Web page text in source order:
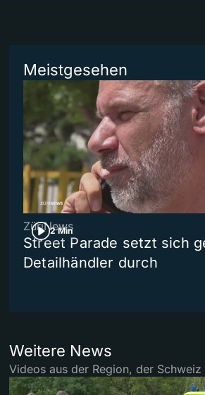
Meistgesehen
2 Min
ZüriNews
Street Parade setzt sich
Detailhändler durch
Weitere News
Videos aus der Region, der